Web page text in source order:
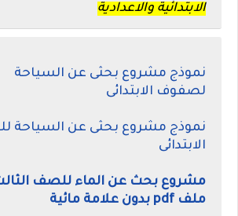
الابتدائية والاعدادية
نموذج مشروع بحثى عن السياحة
لصفوف الابتدائى
نموذج مشروع بحثى عن السياحة
الابتدائى
مشروع بحث عن الماء للصف الثالث
ملف pdf بدون علامة مائية